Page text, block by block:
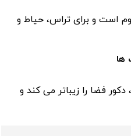
است و برای تراس، حیاط و
‌ها
فضا را زیباتر می ‌کند و